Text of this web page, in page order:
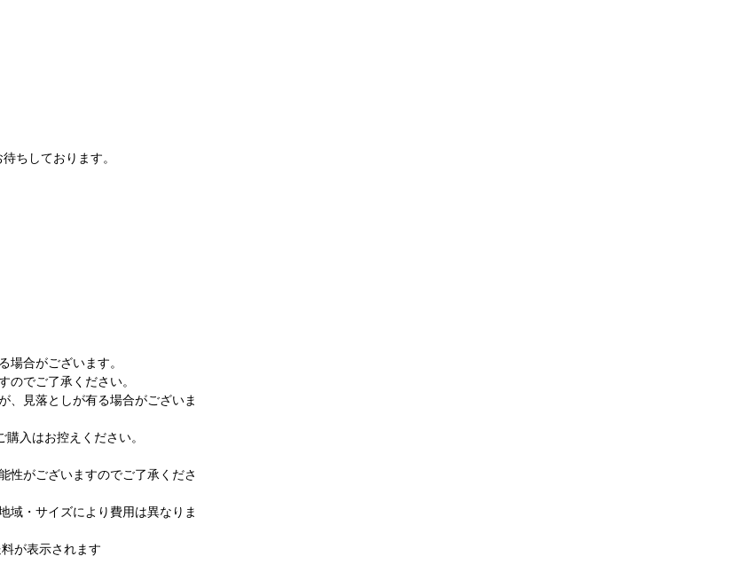
ちしております。
合がございます。
でご了承ください。
、見落としが有る場合がございま
入はお控えください。
性がございますのでご了承くださ
域・サイズにより費用は異なりま
が表示されます